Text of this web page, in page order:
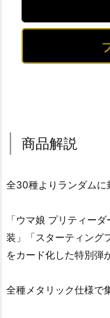
商品解説
全30種よりランダムに
「ウマ娘 プリティー
装」「スターティング
をカード化した特別弾
全種メタリック仕様で